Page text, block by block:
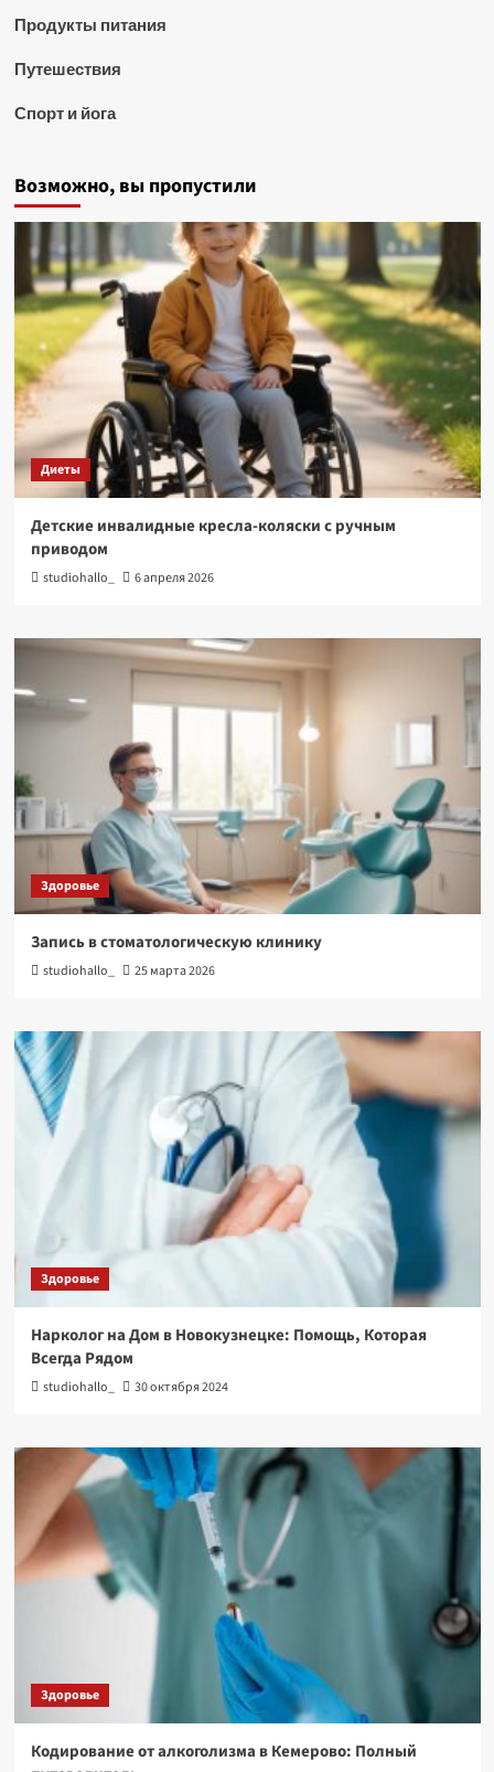
Продукты питания
Путешествия
Спорт и йога
Возможно, вы пропустили
Диеты
Детские инвалидные кресла-коляски с ручным
приводом
studiohallo_ 6 апреля 2026
Здоровье
Запись в стоматологическую клинику
studiohallo_ 25 марта 2026
Здоровье
Нарколог на Дом в Новокузнецке: Помощь, Которая
Всегда Рядом
studiohallo_ 30 октября 2024
Здоровье
Кодирование от алкоголизма в Кемерово: Полный